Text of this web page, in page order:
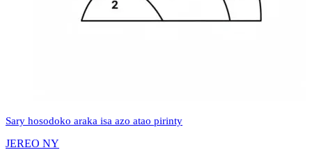
Sary hosodoko araka isa azo atao pirinty
JEREO NY